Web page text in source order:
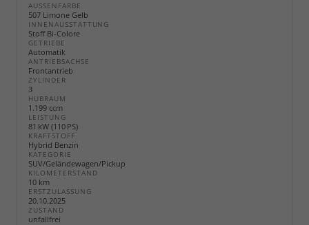
AUSSENFARBE
507 Limone Gelb
INNENAUSSTATTUNG
Stoff Bi-Colore
GETRIEBE
Automatik
ANTRIEBSACHSE
Frontantrieb
ZYLINDER
3
HUBRAUM
1.199 ccm
LEISTUNG
81 kW (110 PS)
KRAFTSTOFF
Hybrid Benzin
KATEGORIE
SUV/Geländewagen/Pickup
KILOMETERSTAND
10 km
ERSTZULASSUNG
20.10.2025
ZUSTAND
unfallfrei